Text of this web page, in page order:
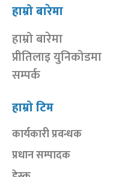
हाम्रो बारेमा
हाम्रो बारेमा
प्रीतिलाइ युनिकोडमा
सम्पर्क
हाम्रो टिम
कार्यकारी प्रवन्धक
प्रधान सम्पादक